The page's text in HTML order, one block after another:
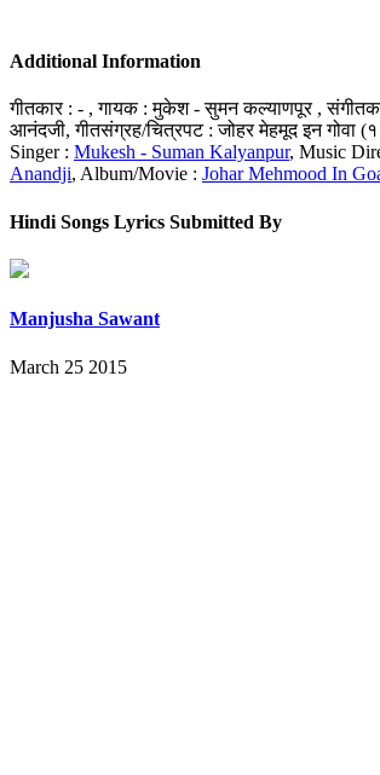
Additional Information
गीतकार : - , गायक : मुकेश - सुमन कल्याणपूर ,
आनंदजी, गीतसंग्रह/चित्रपट : जोहर मेहमूद इन गोवा
Singer : Mukesh - Suman Kalyanpur, Music
Anandji, Album/Movie : Johar Mehmood In
Hindi Songs Lyrics Submitted By
Manjusha Sawant
March 25 2015